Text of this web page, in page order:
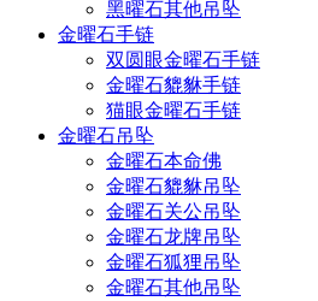
黑曜石其他吊坠
金曜石手链
双圆眼金曜石手链
金曜石貔貅手链
猫眼金曜石手链
金曜石吊坠
金曜石本命佛
金曜石貔貅吊坠
金曜石关公吊坠
金曜石龙牌吊坠
金曜石狐狸吊坠
金曜石其他吊坠